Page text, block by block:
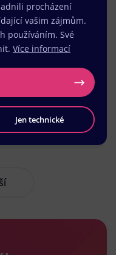
procházení
vašim zájmům.
používáním. Své
Více informací
Jen technické